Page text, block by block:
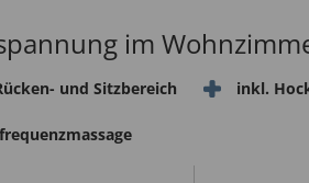
im
und Sitzbereich
inkl.